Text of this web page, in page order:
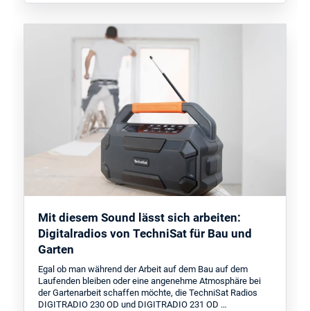
Mit diesem Sound lässt sich arbeiten:
Digitalradios von TechniSat für Bau und
Garten
Egal ob man während der Arbeit auf dem Bau auf dem
Laufenden bleiben oder eine angenehme Atmosphäre bei
der Gartenarbeit schaffen möchte, die TechniSat Radios
DIGITRADIO 230 OD und DIGITRADIO 231 OD …